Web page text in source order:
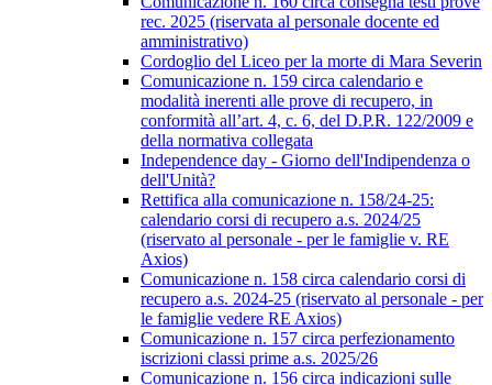
rec. 2025 (riservata al personale docente ed
amministrativo)
Cordoglio del Liceo per la morte di Mara Severin
Comunicazione n. 159 circa calendario e
modalità inerenti alle prove di recupero, in
conformità all’art. 4, c. 6, del D.P.R. 122/2009 e
della normativa collegata
Independence day - Giorno dell'Indipendenza o
dell'Unità?
Rettifica alla comunicazione n. 158/24-25:
calendario corsi di recupero a.s. 2024/25
(riservato al personale - per le famiglie v. RE
Axios)
Comunicazione n. 158 circa calendario corsi di
recupero a.s. 2024-25 (riservato al personale - per
le famiglie vedere RE Axios)
Comunicazione n. 157 circa perfezionamento
iscrizioni classi prime a.s. 2025/26
Comunicazione n. 156 circa indicazioni sulle